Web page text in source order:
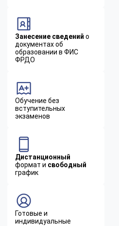
Занесение сведений о
документах об
образовании в ФИС
ФРДО
Обучение без
вступительных
экзаменов
Дистанционный
формат и свободный
график
Готовые и
индивидуальные